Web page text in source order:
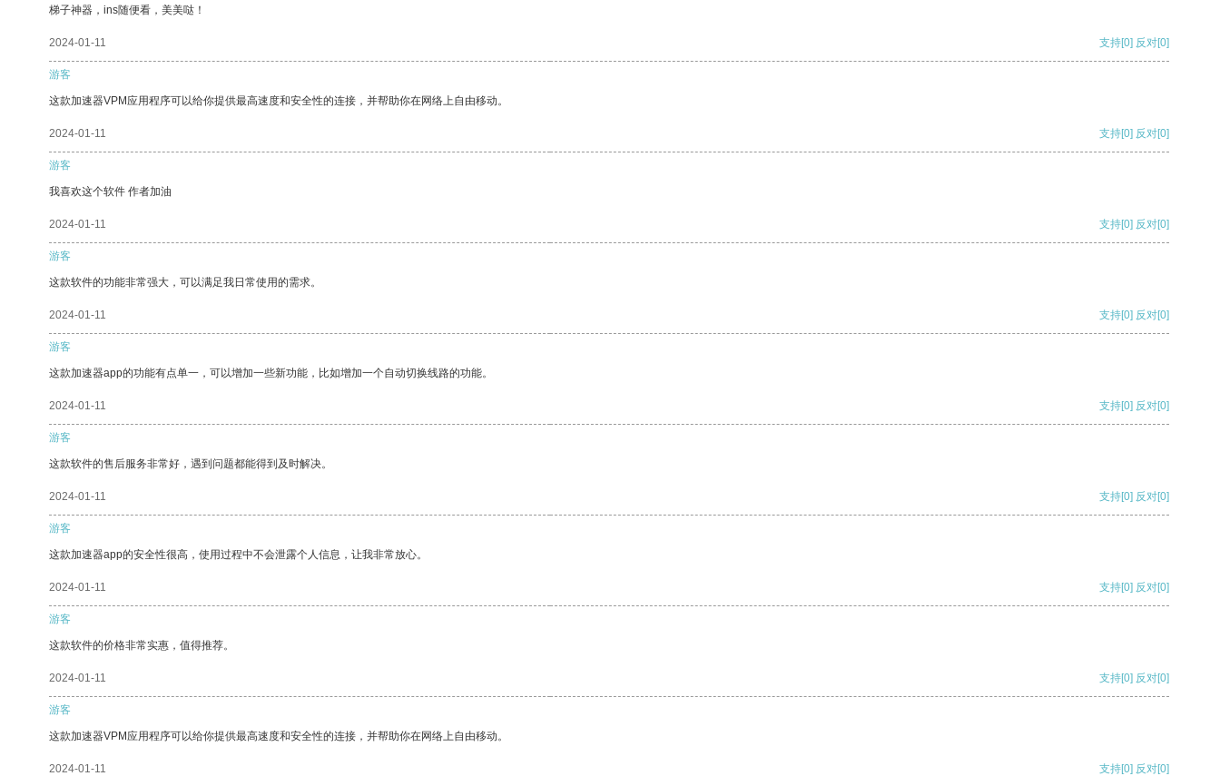
梯子神器，ins随便看，美美哒！
2024-01-11 支持[0] 反对[0]
游客
这款加速器VPM应用程序可以给你提供最高速度和安全性的连接，并帮助你在网络上自由移动。
2024-01-11 支持[0] 反对[0]
游客
我喜欢这个软件 作者加油
2024-01-11 支持[0] 反对[0]
游客
这款软件的功能非常强大，可以满足我日常使用的需求。
2024-01-11 支持[0] 反对[0]
游客
这款加速器app的功能有点单一，可以增加一些新功能，比如增加一个自动切换线路的功能。
2024-01-11 支持[0] 反对[0]
游客
这款软件的售后服务非常好，遇到问题都能得到及时解决。
2024-01-11 支持[0] 反对[0]
游客
这款加速器app的安全性很高，使用过程中不会泄露个人信息，让我非常放心。
2024-01-11 支持[0] 反对[0]
游客
这款软件的价格非常实惠，值得推荐。
2024-01-11 支持[0] 反对[0]
游客
这款加速器VPM应用程序可以给你提供最高速度和安全性的连接，并帮助你在网络上自由移动。
2024-01-11 支持[0] 反对[0]